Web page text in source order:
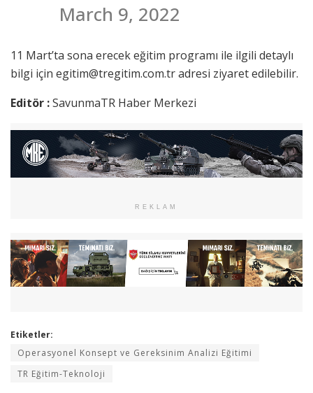
March 9, 2022
11 Mart’ta sona erecek eğitim programı ile ilgili detaylı
bilgi için egitim@tregitim.com.tradresi ziyaret edilebilir.
Editör :SavunmaTR Haber Merkezi
REKLAM
Etiketler:
Operasyonel Konsept ve Gereksinim Analizi Eğitimi
TR Eğitim-Teknoloji